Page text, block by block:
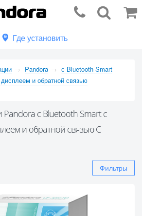
Где установить
Pandora
с Bluetooth Smart
и обратной связью
Pandora с Bluetooth Smart с
и обратной связью С
Фильтры